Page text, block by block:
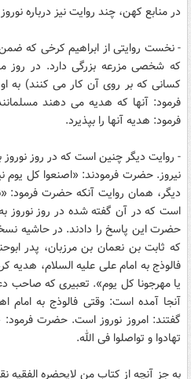
در منابع کهن، چند روايت نيز درباره
- نخست روايتى از ابراهيم کرخى که
که شخصى مزرعه بزرگى دارد. در روز
کسانى که بر روى آن کار مى‏ کنند) به
فرمود: آنها که هديه مى ‏دهند
فرمود: هديه آنها را بپذيرد.
- روايت ديگر چنين است که در روز نوروز
نيروز. حضرت فرمودند: «اصنعوا کل يوم
ديگر، همان روايت آنکه حضرت فرمود:
است که در آن گفته شده در روز نوروز
حضرت اين پاسخ را دادند. در حاشيه
که ثابت بن نعمان بن مرزبان، پدر
فالوذج به امام على عليه السلام، هديه
يا مهرجونا کل يوم». تعبيرى که صاحب
آنجا آمده است: وقتى فالوذج به
گفتند: امروز نوروز است. حضرت فرمود:
تهادوا و تواصلوا فى الله.
به جز آنچه از کتاب من لايحضره الفقيه